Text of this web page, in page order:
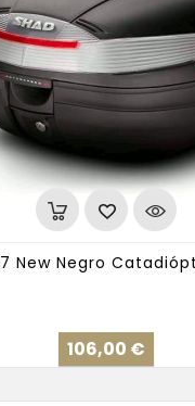
New Negro
106,00 €